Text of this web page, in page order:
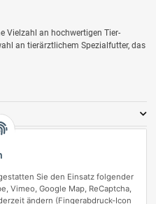
Vielzahl an hochwertigen Tier-
an tierärztlichem Spezialfutter, das
Sie den Einsatz folgender
Vimeo, Google Map, ReCaptcha,
ändern (Fingerabdruck-Icon